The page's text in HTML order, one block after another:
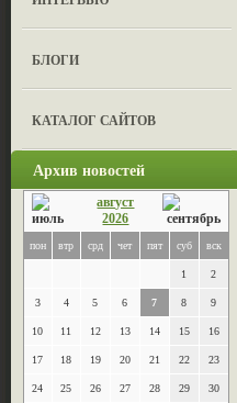
БЛОГИ
КАТАЛОГ САЙТОВ
Архив новостей
август
2026
пон втр срд чет пят суб вск
1 2
3 4 5 6 7 8 9
10 11 12 13 14 15 16
17 18 19 20 21 22 23
24 25 26 27 28 29 30